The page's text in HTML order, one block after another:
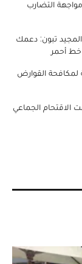
التضارب
تبون: دعمك
أحمر
القوارض
الاقتحام الجماعي